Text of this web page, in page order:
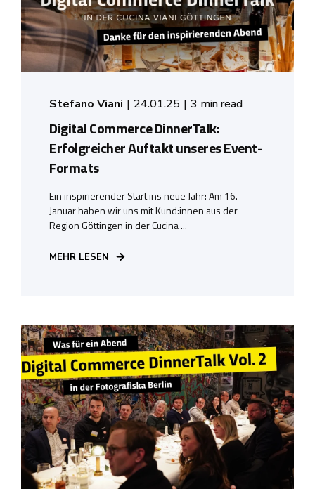
Stefano Viani 24.01.25 3 min read
Digital Commerce DinnerTalk:
Erfolgreicher Auftakt unseres Event-
Formats
Ein inspirierender Start ins neue Jahr: Am 16.
Januar haben wir uns mit Kund:innen aus der
Region Göttingen in der Cucina ...
MEHR LESEN